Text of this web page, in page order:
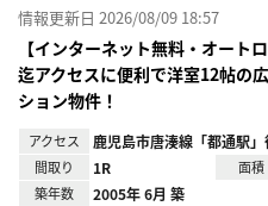
情報更新日 2026/08/09 18:57
【インターネット無料・オート
迄アクセスに便利で洋室12帖の
ション物件！
アクセス 鹿児島市唐湊線「都通駅
間取り 1R 面積
築年数 2005年 6月 築